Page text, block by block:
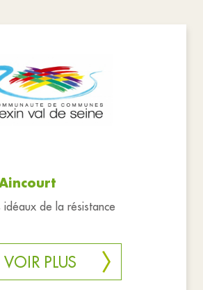
idéaux de la résistance
VOIR PLUS